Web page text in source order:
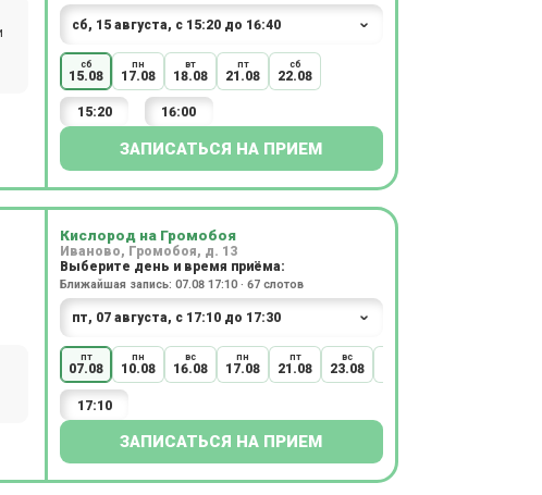
сб
15.08
пн
17.08
вт
18.08
пт
21.08
сб
22.08
15:20 16:00
ЗАПИСАТЬСЯ НА ПРИЕМ
Кислород на Громобоя
Иваново, Громобоя, д. 13
Выберите день и время приёма:
Ближайшая запись: 07.08 17:10 · 67 слотов
пт
07.08
пн
10.08
вс
16.08
пн
17.08
пт
21.08
вс
23.08
17:10
ЗАПИСАТЬСЯ НА ПРИЕМ